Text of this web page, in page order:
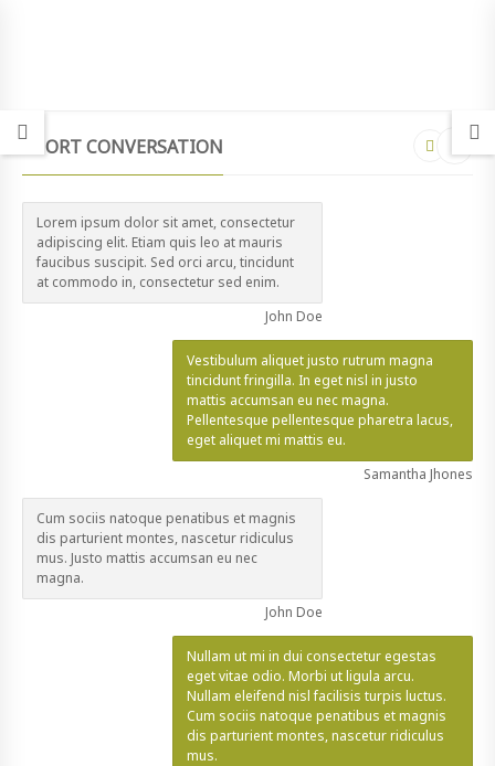
SHORT CONVERSATION
Lorem ipsum dolor sit amet, consectetur
adipiscing elit. Etiam quis leo at mauris
faucibus suscipit. Sed orci arcu, tincidunt
at commodo in, consectetur sed enim.
John Doe
Vestibulum aliquet justo rutrum magna
tincidunt fringilla. In eget nisl in justo
mattis accumsan eu nec magna.
Pellentesque pellentesque pharetra lacus,
eget aliquet mi mattis eu.
Samantha Jhones
Cum sociis natoque penatibus et magnis
dis parturient montes, nascetur ridiculus
mus. Justo mattis accumsan eu nec
magna.
John Doe
Nullam ut mi in dui consectetur egestas
eget vitae odio. Morbi ut ligula arcu.
Nullam eleifend nisl facilisis turpis luctus.
Cum sociis natoque penatibus et magnis
dis parturient montes, nascetur ridiculus
mus.